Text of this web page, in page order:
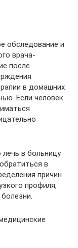
обследование и
врача-
после
в домашних
Если человек
в больницу
в
причин
профиля,